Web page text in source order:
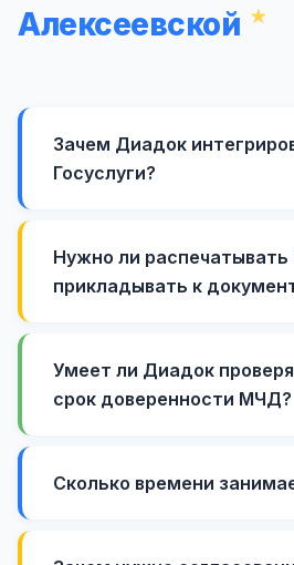
Алексеевской
Зачем Диадок
Госуслуги?
Нужно ли
прикладывать к
Умеет ли Диадок
срок доверенности МЧД?
Сколько времени